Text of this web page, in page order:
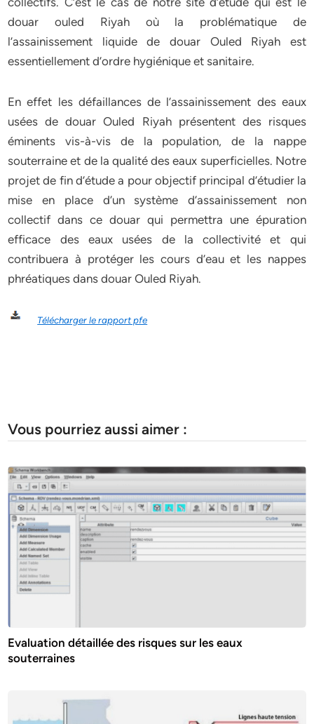
douar ouled Riyah où la problématique de
l’assainissement liquide de douar Ouled Riyah est
essentiellement d’ordre hygiénique et sanitaire.
En effet les défaillances de l’assainissement des eaux
usées de douar Ouled Riyah présentent des risques
éminents vis-à-vis de la population, de la nappe
souterraine et de la qualité des eaux superficielles. Notre
projet de fin d’étude a pour objectif principal d’étudier la
mise en place d’un système d’assainissement non
collectif dans ce douar qui permettra une épuration
efficace des eaux usées de la collectivité et qui
contribuera à protéger les cours d’eau et les nappes
phréatiques dans douar Ouled Riyah.
Télécharger le rapport pfe
Vous pourriez aussi aimer :
Evaluation détaillée des risques sur les eaux
souterraines